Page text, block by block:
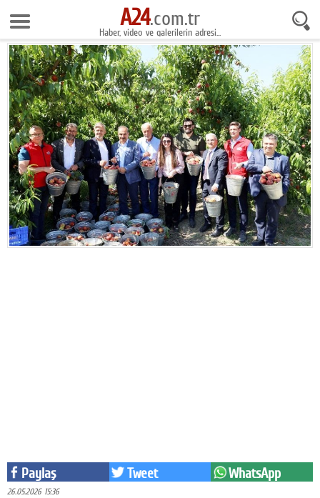
8 Ağustos 2026 17:34:07
Anasayfa
Foto Galeri
Gazeteler
Video Galeri
Gündem
Ekonomi
Yaşam
Magazin
Kültür-sanat
A24.com.tr
Haber, video ve galerilerin adresi...
Paylaş Tweet WhatsApp
26.05.2026 15:36